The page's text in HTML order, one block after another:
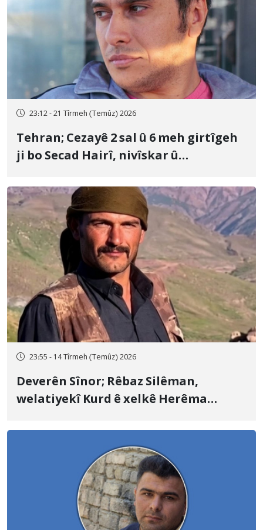
23:12 - 21 Tîrmeh (Temûz) 2026
Tehran; Cezayê 2 sal û 6 meh girtîgeh
ji bo Secad Hairî, nivîskar û
piştrastkirin
23:55 - 14 Tîrmeh (Temûz) 2026
Deverên Sînor; Rêbaz Silêman,
welatiyekî Kurd ê xelkê Herêma
Artêşa Pasdaran a Îranê hat kuştin